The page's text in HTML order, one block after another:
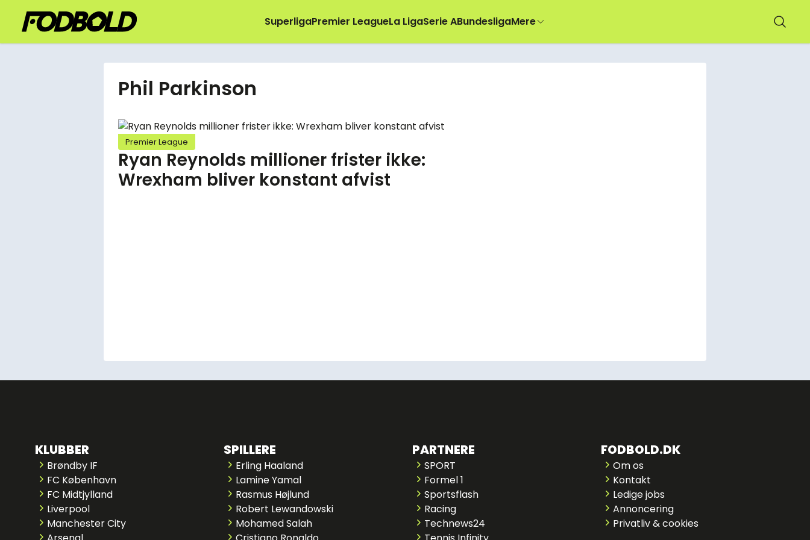
SuperligaPremier LeagueLa LigaSerie ABundesligaMere
Phil Parkinson
Premier League
Ryan Reynolds millioner frister ikke:
Wrexham bliver konstant afvist
KLUBBER
Brøndby IF
FC København
FC Midtjylland
Liverpool
Manchester City
SPILLERE
Erling Haaland
Lamine Yamal
Rasmus Højlund
Robert Lewandowski
Mohamed Salah
PARTNERE
SPORT
Formel 1
Sportsflash
Racing
Technews24
FODBOLD.DK
Om os
Kontakt
Ledige jobs
Annoncering
Privatliv & cookies